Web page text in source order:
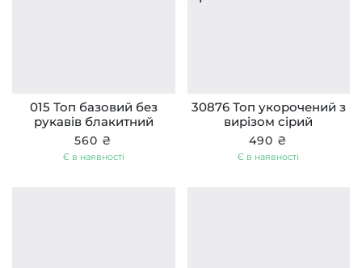
015 Топ базовий без
рукавів блакитний
560 ₴
Є в наявності
30876 Топ укорочений з
вирізом сірий
490 ₴
Є в наявності